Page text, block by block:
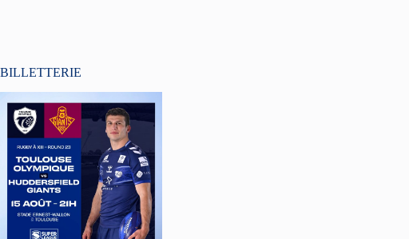
BILLETTERIE